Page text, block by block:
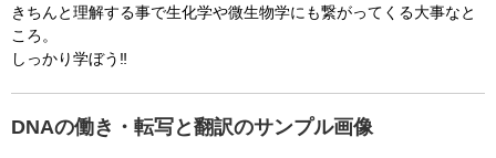
V
きちんと理解する事で生化学や微生物学にも繋がってくる大事なと
ころ。
しっかり学ぼう‼
DNAの働き・転写と翻訳のサンプル画像